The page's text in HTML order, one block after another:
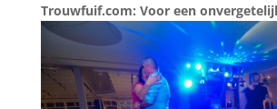
Trouwfuif.com: Voor een